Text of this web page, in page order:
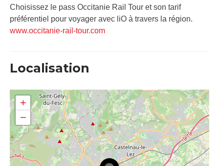
Choisissez le pass Occitanie Rail Tour et son tarif
préférentiel pour voyager avec liO à travers la région.
www.occitanie-rail-tour.com
Localisation
+
−